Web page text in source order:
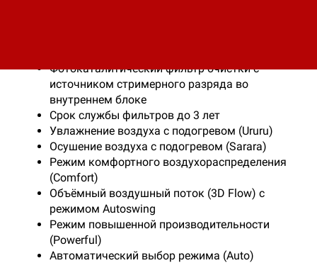
Фотокаталитический фильтр очистки с
источником стримерного разряда во
внутреннем блоке
Срок службы фильтров до 3 лет
Увлажнение воздуха с подогревом (Ururu)
Осушение воздуха с подогревом (Sarara)
Режим комфортного воздухораспределения
(Comfort)
Объёмный воздушный поток (3D Flow) с
режимом Autoswing
Режим повышенной производительности
(Powerful)
Автоматический выбор режима (Auto)